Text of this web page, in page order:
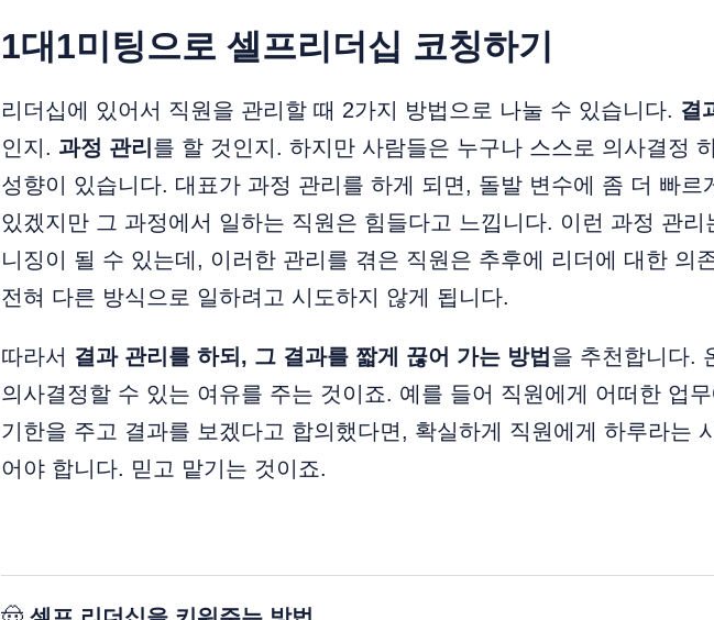
1대1미팅으로 셀프리더십 코칭하기
리더십에 있어서 직원을 관리할 때 2가지 방법으로 나눌 수 있습니다. 결
인지. 과정 관리 를 할 것인지. 하지만 사람들은 누구나 스스로 의사결정
성향이 있습니다. 대표가 과정 관리를 하게 되면, 돌발 변수에 좀 더 빠르
있겠지만 그 과정에서 일하는 직원은 힘들다고 느낍니다. 이런 과정 관리
니징이 될 수 있는데, 이러한 관리를 겪은 직원은 추후에 리더에 대한 의
전혀 다른 방식으로 일하려고 시도하지 않게 됩니다.
따라서 결과 관리를 하되, 그 결과를 짧게 끊어 가는 방법 을 추천합니다.
의사결정할 수 있는 여유를 주는 것이죠. 예를 들어 직원에게 어떠한 업
기한을 주고 결과를 보겠다고 합의했다면, 확실하게 직원에게 하루라는
어야 합니다. 믿고 맡기는 것이죠.